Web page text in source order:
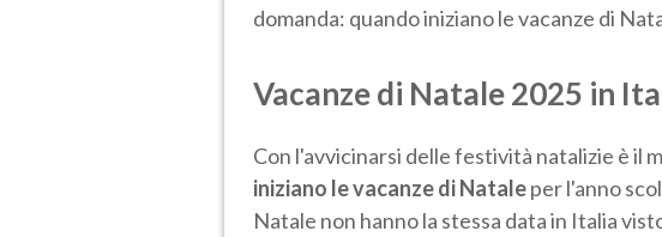
domanda: quando iniziano le vacanze di
Vacanze di Natale 2025 in
Con l'avvicinarsi delle festività natalizie è il
iniziano le vacanze di Nataleper l'anno
Natale non hanno la stessa data in Italia